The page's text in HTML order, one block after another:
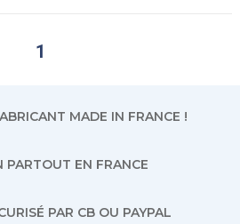
1
MADE IN FRANCE !
PARTOUT EN FRANCE
PAR CB OU PAYPAL